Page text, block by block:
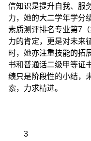
信知识是提升自我、服
力，她的大二学年学分
素质测评排名专业第7
力的肯定，更是对未来
时，她亦注重技能的拓
书和普通话二级甲等证
绩只是阶段性的小结，
索，力求精进。
3